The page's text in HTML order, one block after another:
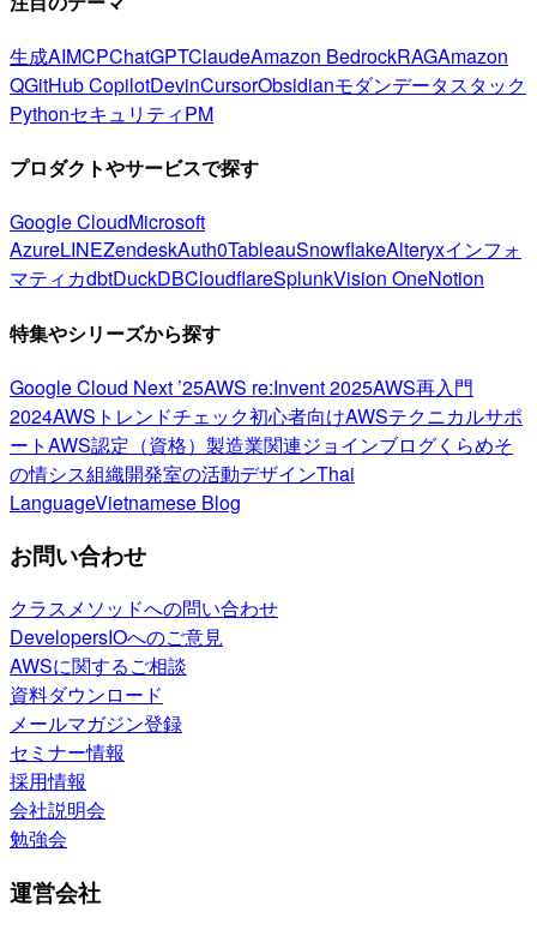
生成AIMCPChatGPTClaudeAmazon BedrockRAGAmazon
QGitHub CopilotDevinCursorObsidianモダンデータスタック
PythonセキュリティPM
プロダクトやサービスで探す
Google CloudMicrosoft
AzureLINEZendeskAuth0TableauSnowflakeAlteryxインフォ
マティカdbtDuckDBCloudflareSplunkVision OneNotion
特集やシリーズから探す
Google Cloud Next ’25AWS re:Invent 2025AWS再入門
2024AWSトレンドチェック初心者向けAWSテクニカルサポ
ートAWS認定（資格） 製造業関連ジョインブログくらめそ
の情シス組織開発室の活動デザインThai
LanguageVietnamese Blog
お問い合わせ
クラスメソッドへの問い合わせ
DevelopersIOへのご意見
AWSに関するご相談
資料ダウンロード
メールマガジン登録
セミナー情報
採用情報
会社説明会
勉強会
運営会社